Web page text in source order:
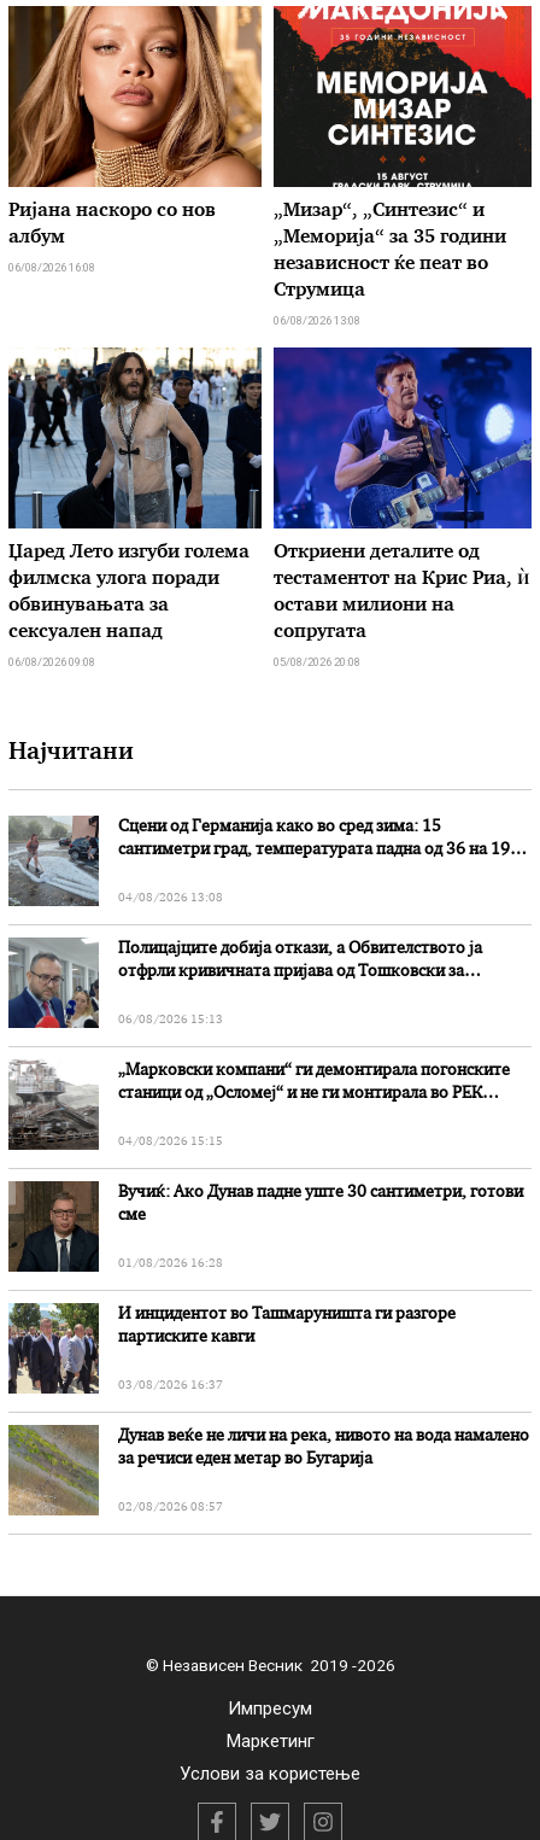
Ријана наскоро со нов
албум
06/08/2026 16:08
„Мизар“, „Синтезис“ и
„Меморија“ за 35 години
независност ќе пеат во
Струмица
06/08/2026 13:08
Џаред Лето изгуби голема
филмска улога поради
обвинувањата за
сексуален напад
06/08/2026 09:08
Откриени деталите од
тестаментот на Крис Риа, ѝ
остави милиони на
сопругата
05/08/2026 20:08
Најчитани
Сцени од Германија како во сред зима: 15
сантиметри град, температурата падна од 36 на 19
04/08/2026 13:08
Полицајците добија откази, а Обвителството ја
отфрли кривичната пријава од Тошковски за
06/08/2026 15:13
„Марковски компани“ ги демонтирала погонските
станици од „Осломеј“ и не ги монтирала во РЕК
04/08/2026 15:15
Вучиќ: Ако Дунав падне уште 30 сантиметри, готови
сме
01/08/2026 16:28
И инцидентот во Ташмаруништa ги разгоре
партиските кавги
03/08/2026 16:37
Дунав веќе не личи на река, нивото на вода намалено
за речиси еден метар во Бугарија
02/08/2026 08:57
© Независен Весник 2019 -2026
Импресум
Маркетинг
Услови за користење